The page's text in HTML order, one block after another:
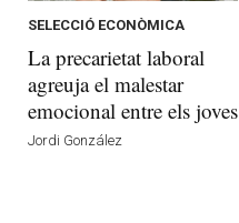
SELECCIÓ ECONÒMICA
La precarietat laboral
agreuja el malestar
emocional entre els joves
Jordi González